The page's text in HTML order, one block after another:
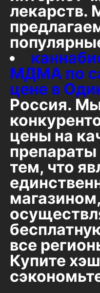
лекарств.
МДМА по
цене в
Россия.
цены на
тем, что
магазином,
все
Купите